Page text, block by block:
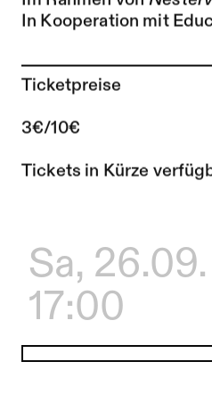
In Kooperation mit
Ticketpreise
3€/10€
Tickets in Kürze
Sa, 26.09.
17:00